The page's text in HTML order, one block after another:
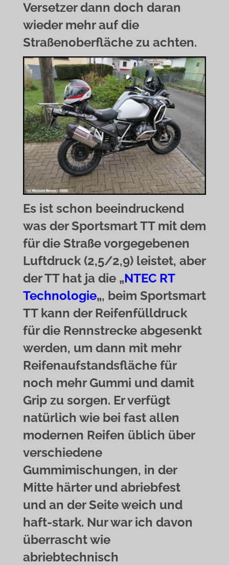
Versetzer dann doch daran
wieder mehr auf die
Straßenoberfläche zu achten.
Es ist schon beeindruckend
was der Sportsmart TT mit dem
für die Straße vorgegebenen
Luftdruck (2,5/2,9) leistet, aber
der TT hat ja die „NTEC RT
Technologie„, beim Sportsmart
TT kann der Reifenfülldruck
für die Rennstrecke abgesenkt
werden, um dann mit mehr
Reifenaufstandsfläche für
noch mehr Gummi und damit
Grip zu sorgen. Er verfügt
natürlich wie bei fast allen
modernen Reifen üblich über
verschiedene
Gummimischungen, in der
Mitte härter und abriebfest
und an der Seite weich und
haft-stark. Nur war ich davon
überrascht wie
abriebtechnisch